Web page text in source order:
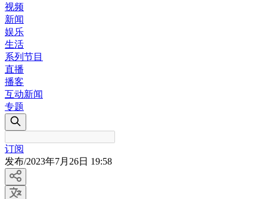
视频
新闻
娱乐
生活
系列节目
直播
播客
互动新闻
专题
订阅
发布/2023年7月26日 19:58